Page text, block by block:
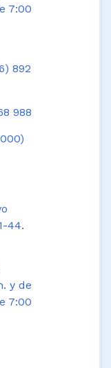
7:00
892
988
44.
y de
7:00